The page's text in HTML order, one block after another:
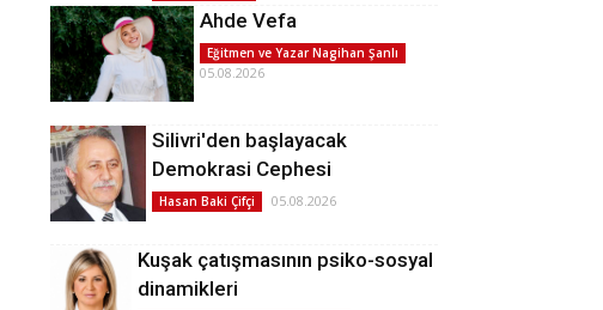
Ahde Vefa
Eğitmen ve Yazar Nagihan Şanlı
05.08.2026
Silivri'den başlayacak
Demokrasi Cephesi
Hasan Baki Çifçi 05.08.2026
Kuşak çatışmasının psiko-sosyal
dinamikleri